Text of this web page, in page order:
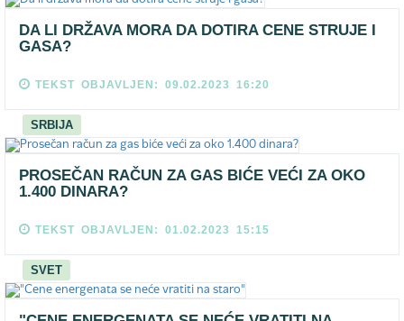
DA LI DRŽAVA MORA DA DOTIRA CENE STRUJE I
GASA?
TEKST OBJAVLJEN: 09.02.2023 16:20
SRBIJA
PROSEČAN RAČUN ZA GAS BIĆE VEĆI ZA OKO
1.400 DINARA?
TEKST OBJAVLJEN: 01.02.2023 15:15
SVET